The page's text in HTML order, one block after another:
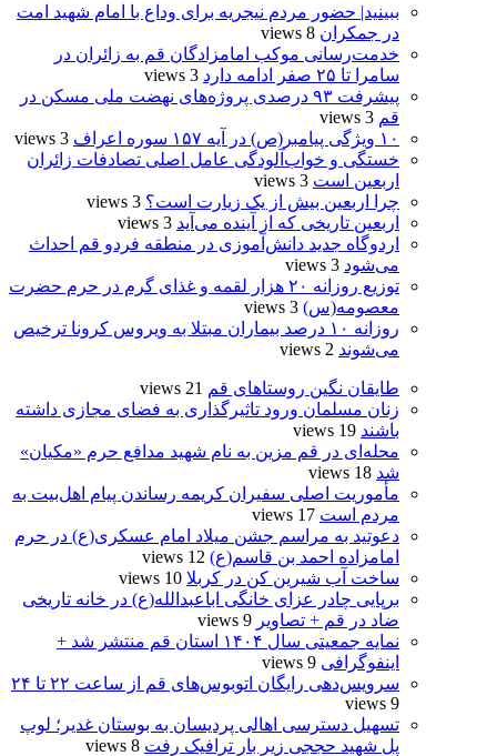
ببینید| حضور مردم نیجریه برای وداع با امام شهید امت
در جمکران 8 views
خدمت‌رسانی موکب امامزادگان قم به زائران در
سامرا تا ۲۵ صفر ادامه دارد
3 views
پیشرفت ۹۳ درصدی پروژه‌های نهضت ملی مسکن در
قم 3 views
۱۰ ویژگی پیامبر(ص) در آیه ۱۵۷ سوره اعراف
3 views
خستگی و خواب‌آلودگی عامل اصلی تصادفات زائران
اربعین است 3 views
چرا اربعین بیش از یک زیارت است؟ 3 views
اربعین تاریخی که از آینده می‌آید 3 views
اردوگاه جدید دانش‌آموزی در منطقه فردو قم احداث
می‌شود 3 views
توزیع روزانه ۲۰ هزار لقمه و غذای گرم در حرم حضرت
معصومه(س) 3 views
روزانه ۱۰ درصد بیماران مبتلا به ویروس کرونا ترخیص
می‌شوند 2 views
طایقان نگین روستاهای قم 21 views
زنان مسلمان ورود تاثیرگذاری به فضای مجازی داشته
باشند 19 views
محله‌ای در قم مزین به نام شهید مدافع حرم «مکیان»
شد 18 views
مأموریت اصلی سفیران کریمه رساندن پیام اهل‌بیت به
مردم است 17 views
دعوتید به مراسم جشن میلاد امام عسکری(ع) در حرم
امامزاده احمد بن قاسم(ع) 12 views
ساخت آب شیرین کن در کربلا 10 views
برپایی چادر عزای خانگی اباعبدالله(ع) در خانه تاریخی
ضاد در قم + تصاویر 9 views
نمایه جمعیتی سال ۱۴۰۴ استان قم منتشر شد +
اینفوگرافی 9 views
سرویس‌دهی رایگان اتوبوس‌های قم از ساعت ۲۲ تا ۲۴
9 views
تسهیل دسترسی اهالی پردیسان به بوستان غدیر؛ لوپ
پل شهید حججی زیر بار ترافیک رفت 8 views